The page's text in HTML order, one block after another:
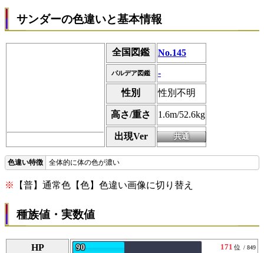
サンダーの色違いと基本情報
全国図鑑 No.145
パルデア図鑑
-
性別
性別不明
高さ/重さ 1.6m/52.6kg
出現Ver
全体的に体の色が濃い
※ 【普】通常色【色】色違い画像に切り替え
種族値・実数値
HP 90 171 位 / 849